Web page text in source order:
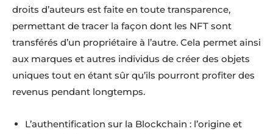
droits d’auteurs est faite en toute transparence,
permettant de tracer la façon dont les NFT sont
transférés d’un propriétaire à l’autre. Cela permet ainsi
aux marques et autres individus de créer des objets
uniques tout en étant sûr qu’ils pourront profiter des
revenus pendant longtemps.
L’authentification sur la Blockchain : l’origine et